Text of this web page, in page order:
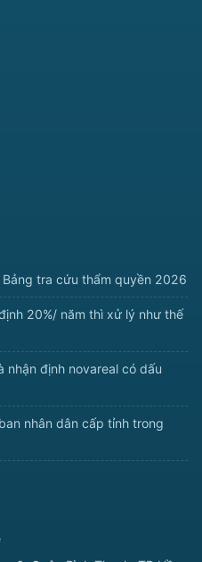
tra cứu thẩm quyền 2026
20%/ năm thì xử lý như thế
nhận định novareal có dấu
nhân dân cấp tỉnh trong